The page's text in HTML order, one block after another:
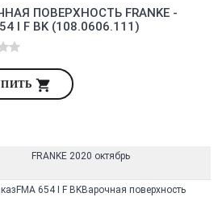
ПОВЕРХНОСТЬ FRANKE -
I F BK (108.0606.111)
FRANKE 2020 октябрь
654 I F BKВарочная поверхность